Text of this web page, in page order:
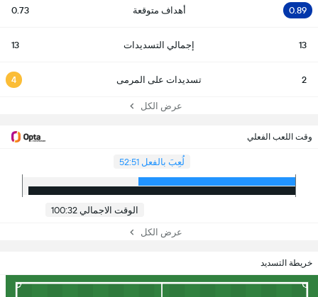
0.89 أهداف متوقعة 0.73
13 إجمالي التسديدات 13
2 تسديدات على المرمى 4
عرض الكل
وقت اللعب الفعلي
لُعِبَ بالفعل 52:51
الوقت الاجمالي 100:32
عرض الكل
خريطة التسديد